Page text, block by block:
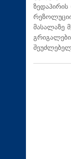
მასალაზე